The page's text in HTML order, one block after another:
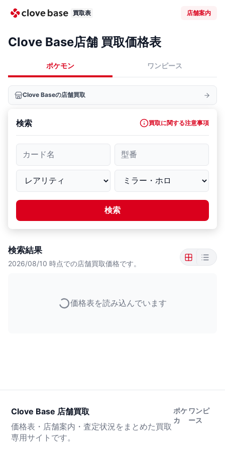
買取表 店舗案内
Clove Base店舗 買取価格表
ポケモン ワンピース
Clove Baseの店舗買取
検索 買取に関する注意事項
カード名 型番
検索
検索結果
2026/08/10 時点での店舗買取価格です。
価格表を読み込んでいます
Clove Base 店舗買取
価格表・店舗案内・査定状況をまとめた買取
専用サイトです。
ポケ
カ
ワンピ
ース